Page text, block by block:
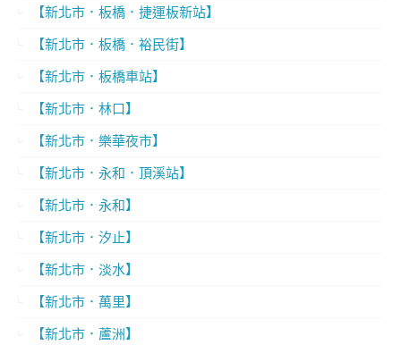
【新北市．板橋．捷運板新站】
【新北市．板橋．裕民街】
【新北市．板橋車站】
【新北市．林口】
【新北市．樂華夜市】
【新北市．永和．頂溪站】
【新北市．永和】
【新北市．汐止】
【新北市．淡水】
【新北市．萬里】
【新北市．蘆洲】